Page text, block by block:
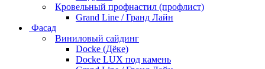
Кровельный профнастил (профлист)
Grand Line / Гранд Лайн
Фасад
Виниловый сайдинг
Docke (Дёке)
Docke LUX под камень